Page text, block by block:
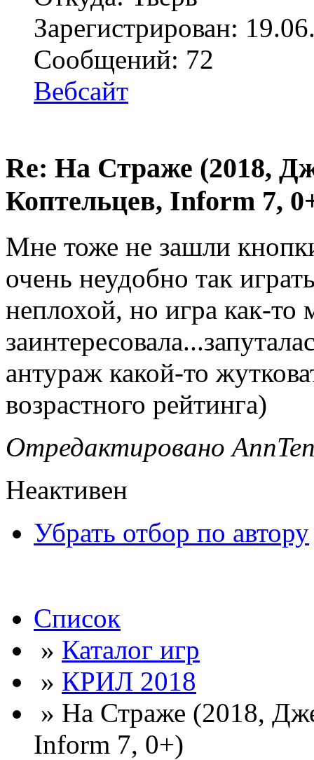
Зарегистрирован:
Сообщений: 72
Вебсайт
Re: На Страже (2018,
Коптельцев, Inform 7,
Мне тоже не зашли
очень неудобно так
неплохой, но игра как-то
антураж какой-то
возрастного рейтинга)
Отредактировано
Неактивен
Убрать отбор по автору
Список
» Каталог игр
» КРИЛ 2018
» На Страже (2018,
Inform 7, 0+)